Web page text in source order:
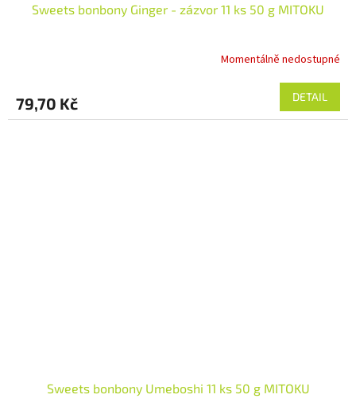
Sweets bonbony Ginger - zázvor 11 ks 50 g MITOKU
Momentálně nedostupné
79,70 Kč DETAIL
Sweets bonbony Umeboshi 11 ks 50 g MITOKU